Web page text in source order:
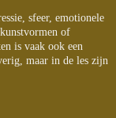
sfeer, emotionele
of
is vaak ook een
maar in de les zijn